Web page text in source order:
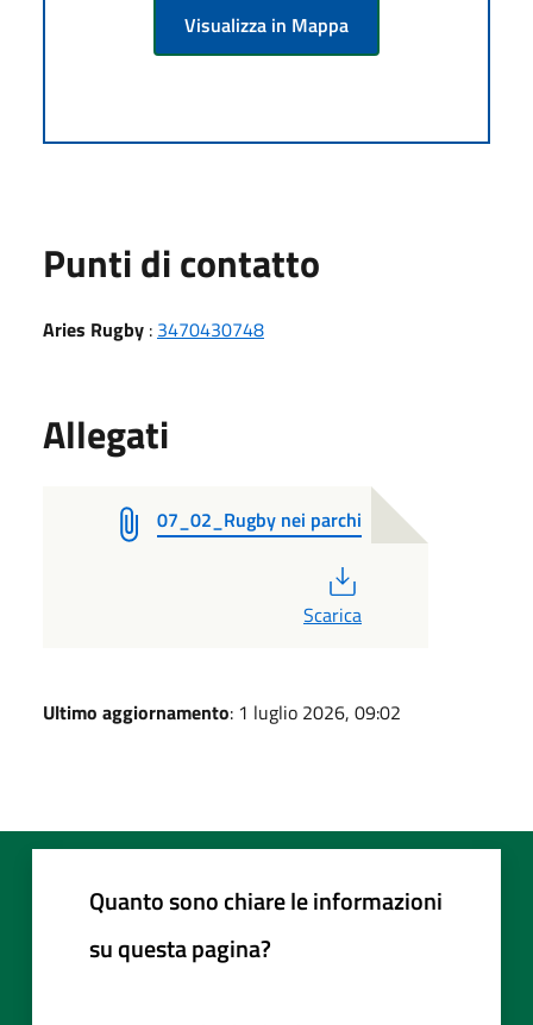
Visualizza in Mappa
Punti di contatto
Aries Rugby : 3470430748
Allegati
07_02_Rugby nei parchi
Scarica
Ultimo aggiornamento: 1 luglio 2026, 09:02
Quanto sono chiare le informazioni
su questa pagina?